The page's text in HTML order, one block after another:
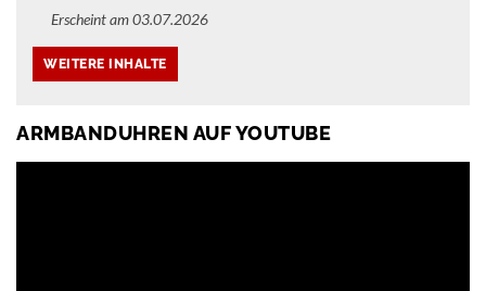
Erscheint am 03.07.2026
ARMBANDUHREN AUF YOUTUBE